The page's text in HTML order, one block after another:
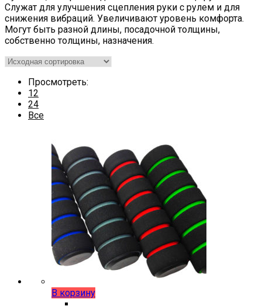
Служат для улучшения сцепления руки с рулем и для
снижения вибраций. Увеличивают уровень комфорта.
Могут быть разной длины, посадочной толщины,
собственно толщины, назначения.
Просмотреть:
12
24
Все
В корзину